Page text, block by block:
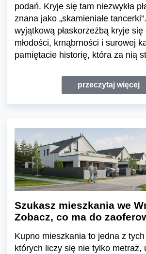
podań. Kryje się tam niezwykła
znana jako „skamieniałe
wyjątkową płaskorzeźbą kryje
młodości, krnąbrności i surowej
pamiętacie historię, która za nią
przeczytaj więcej
Szukasz mieszkania we
Zobacz, co ma do
Kupno mieszkania to jedna z
których liczy się nie tylko metraż,